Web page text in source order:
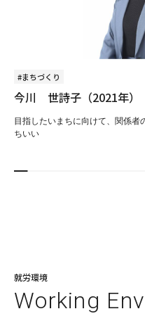
#まちづくり
今川 世詩子（2021年）
目指したいまちに向けて、関係
ちいい
就労環境
Working Env